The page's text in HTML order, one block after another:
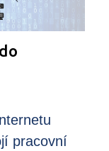
pracovní